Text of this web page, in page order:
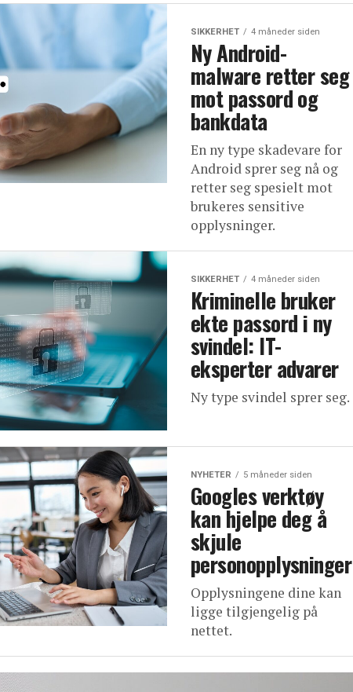
SIKKERHET 4 måneder siden
Ny Android-
malware retter seg
mot passord og
bankdata
En ny type skadevare for
Android sprer seg nå og
retter seg spesielt mot
brukeres sensitive
opplysninger.
SIKKERHET 4 måneder siden
Kriminelle bruker
ekte passord i ny
svindel: IT-
eksperter advarer
Ny type svindel sprer seg.
NYHETER 5 måneder siden
Googles verktøy
kan hjelpe deg å
skjule
personopplysninger
Opplysningene dine kan
ligge tilgjengelig på
nettet.